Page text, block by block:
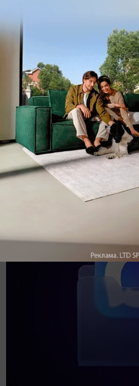
Подпишись на наш канал